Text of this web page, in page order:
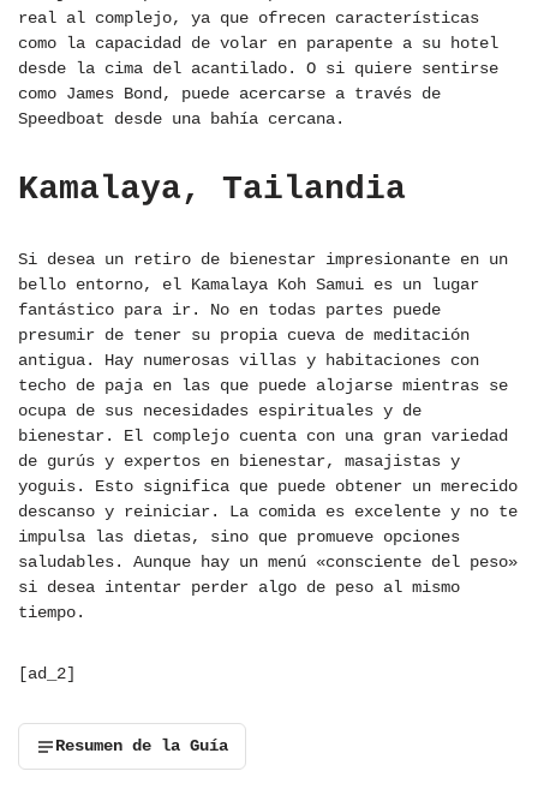
real al complejo, ya que ofrecen características
como la capacidad de volar en parapente a su hotel
desde la cima del acantilado. O si quiere sentirse
como James Bond, puede acercarse a través de
Speedboat desde una bahía cercana.
Kamalaya, Tailandia
Si desea un retiro de bienestar impresionante en un
bello entorno, el Kamalaya Koh Samui es un lugar
fantástico para ir. No en todas partes puede
presumir de tener su propia cueva de meditación
antigua. Hay numerosas villas y habitaciones con
techo de paja en las que puede alojarse mientras se
ocupa de sus necesidades espirituales y de
bienestar. El complejo cuenta con una gran variedad
de gurús y expertos en bienestar, masajistas y
yoguis. Esto significa que puede obtener un merecido
descanso y reiniciar. La comida es excelente y no te
impulsa las dietas, sino que promueve opciones
saludables. Aunque hay un menú «consciente del peso»
si desea intentar perder algo de peso al mismo
tiempo.
[ad_2]
Resumen de la Guía